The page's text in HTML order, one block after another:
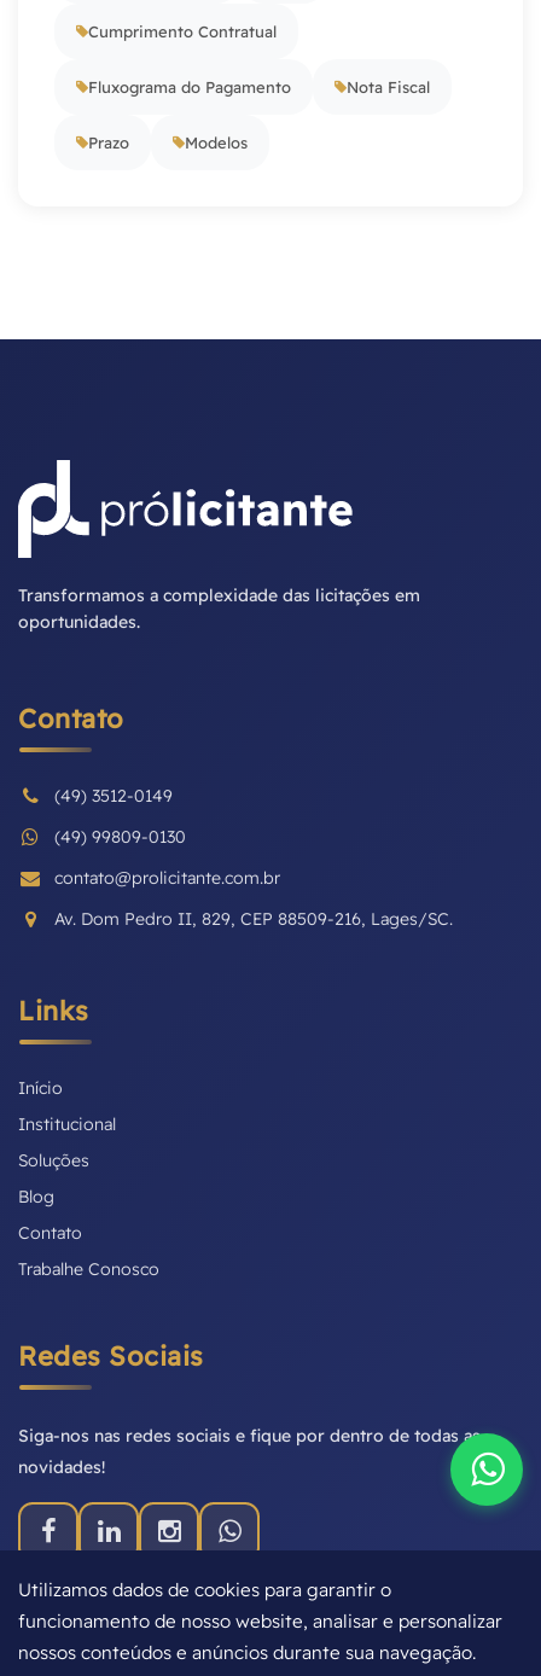
Cumprimento Contratual
Fluxograma do Pagamento Nota Fiscal
Prazo Modelos
Transformamos a complexidade das licitações em
oportunidades.
Contato
(49) 3512-0149
(49) 99809-0130
contato@prolicitante.com.br
Av. Dom Pedro II, 829, CEP 88509-216, Lages/SC.
Links
Início
Institucional
Soluções
Blog
Contato
Trabalhe Conosco
Redes Sociais
Siga-nos nas redes sociais e fique por dentro de todas as
novidades!
Utilizamos dados de cookies para garantir o
funcionamento de nosso website, analisar e personalizar
nossos conteúdos e anúncios durante sua navegação.